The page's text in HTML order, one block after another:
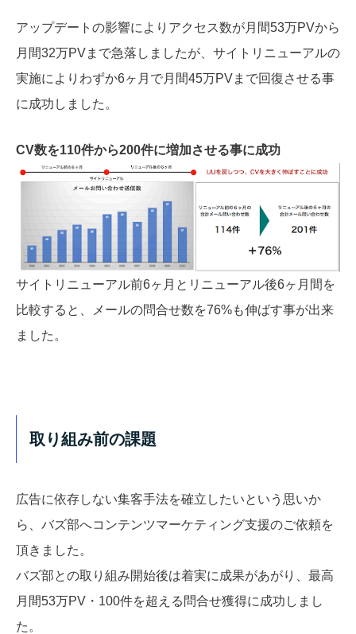
アップデートの影響によりアクセス数が月間53万PVから
月間32万PVまで急落しましたが、サイトリニューアルの
実施によりわずか6ヶ月で月間45万PVまで回復させる事
に成功しました。
CV数を110件から200件に増加させる事に成功
サイトリニューアル前6ヶ月とリニューアル後6ヶ月間を
比較すると、メールの問合せ数を76%も伸ばす事が出来
ました。
取り組み前の課題
広告に依存しない集客手法を確立したいという思いか
ら、バズ部へコンテンツマーケティング支援のご依頼を
頂きました。
バズ部との取り組み開始後は着実に成果があがり、最高
月間53万PV・100件を超える問合せ獲得に成功しまし
た。